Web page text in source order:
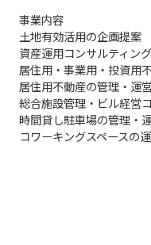
事業内容
土地有効活用の企画提案
資産運用コンサルティング
居住用・事業用・投資用
居住用不動産の管理・運営
総合施設管理・ビル経営
時間貸し駐車場の管理・
コワーキングスペースの